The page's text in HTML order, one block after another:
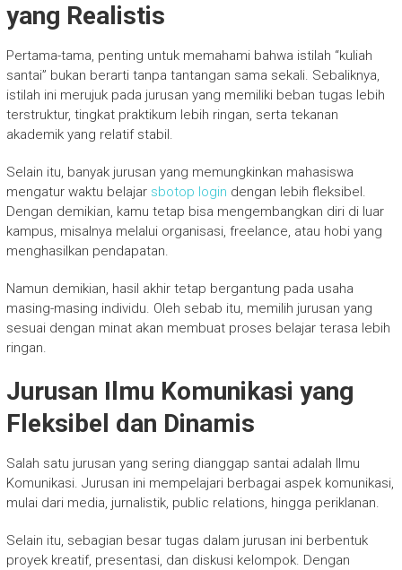
yang Realistis
Pertama-tama, penting untuk memahami bahwa istilah “kuliah
santai” bukan berarti tanpa tantangan sama sekali. Sebaliknya,
istilah ini merujuk pada jurusan yang memiliki beban tugas lebih
terstruktur, tingkat praktikum lebih ringan, serta tekanan
akademik yang relatif stabil.
Selain itu, banyak jurusan yang memungkinkan mahasiswa
mengatur waktu belajar sbotop login dengan lebih fleksibel.
Dengan demikian, kamu tetap bisa mengembangkan diri di luar
kampus, misalnya melalui organisasi, freelance, atau hobi yang
menghasilkan pendapatan.
Namun demikian, hasil akhir tetap bergantung pada usaha
masing-masing individu. Oleh sebab itu, memilih jurusan yang
sesuai dengan minat akan membuat proses belajar terasa lebih
ringan.
Jurusan Ilmu Komunikasi yang
Fleksibel dan Dinamis
Salah satu jurusan yang sering dianggap santai adalah Ilmu
Komunikasi. Jurusan ini mempelajari berbagai aspek komunikasi,
mulai dari media, jurnalistik, public relations, hingga periklanan.
Selain itu, sebagian besar tugas dalam jurusan ini berbentuk
proyek kreatif, presentasi, dan diskusi kelompok. Dengan